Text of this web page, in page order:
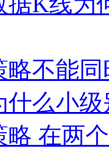
略不能
什么小
略 在两